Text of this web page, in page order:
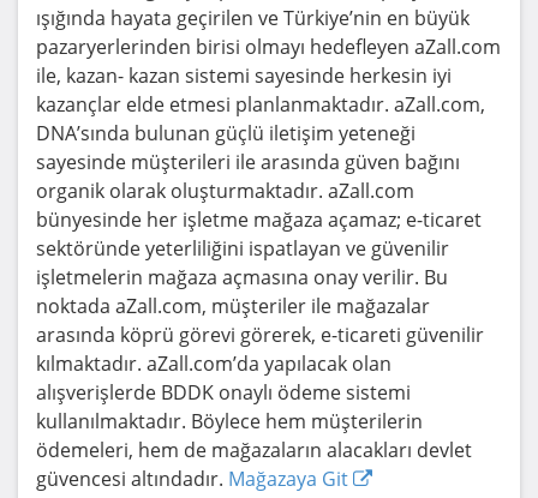
ışığında hayata geçirilen ve Türkiye’nin en büyük
pazaryerlerinden birisi olmayı hedefleyen aZall.com
ile, kazan- kazan sistemi sayesinde herkesin iyi
kazançlar elde etmesi planlanmaktadır. aZall.com,
DNA’sında bulunan güçlü iletişim yeteneği
sayesinde müşterileri ile arasında güven bağını
organik olarak oluşturmaktadır. aZall.com
bünyesinde her işletme mağaza açamaz; e-ticaret
sektöründe yeterliliğini ispatlayan ve güvenilir
işletmelerin mağaza açmasına onay verilir. Bu
noktada aZall.com, müşteriler ile mağazalar
arasında köprü görevi görerek, e-ticareti güvenilir
kılmaktadır. aZall.com’da yapılacak olan
alışverişlerde BDDK onaylı ödeme sistemi
kullanılmaktadır. Böylece hem müşterilerin
ödemeleri, hem de mağazaların alacakları devlet
güvencesi altındadır. Mağazaya Git